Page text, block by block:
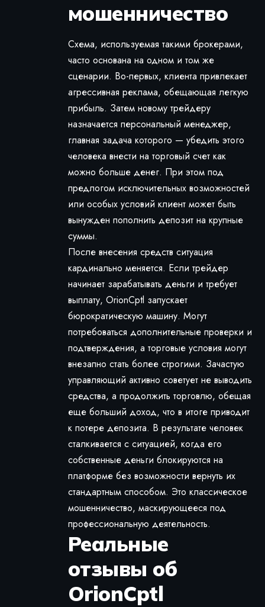
мошенничество
Схема, используемая такими брокерами,
часто основана на одном и том же
сценарии. Во-первых, клиента привлекает
агрессивная реклама, обещающая легкую
прибыль. Затем новому трейдеру
назначается персональный менеджер,
главная задача которого — убедить этого
человека внести на торговый счет как
можно больше денег. При этом под
предлогом исключительных возможностей
или особых условий клиент может быть
вынужден пополнить депозит на крупные
суммы.
После внесения средств ситуация
кардинально меняется. Если трейдер
начинает зарабатывать деньги и требует
выплату, OrionCptl запускает
бюрократическую машину. Могут
потребоваться дополнительные проверки и
подтверждения, а торговые условия могут
внезапно стать более строгими. Зачастую
управляющий активно советует не выводить
средства, а продолжить торговлю, обещая
еще больший доход, что в итоге приводит
к потере депозита. В результате человек
сталкивается с ситуацией, когда его
собственные деньги блокируются на
платформе без возможности вернуть их
стандартным способом. Это классическое
мошенничество, маскирующееся под
профессиональную деятельность.
Реальные
отзывы об
OrionCptl